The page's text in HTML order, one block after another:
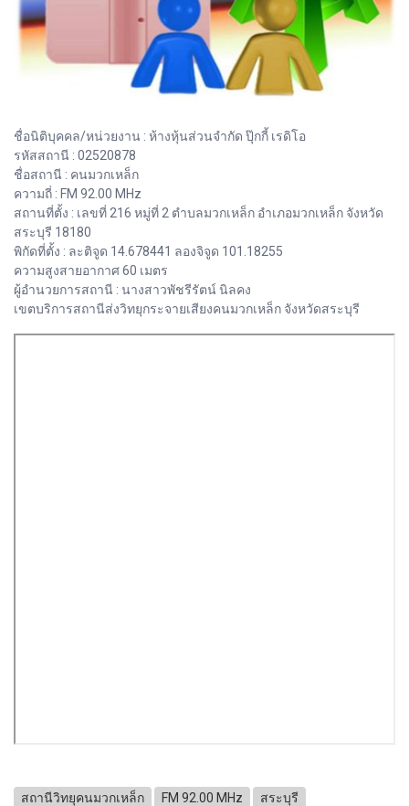
ชื่อนิติบุคคล/หน่วยงาน : ห้างหุ้นส่วนจำกัด ปุ๊กกี้ เรดิโอ
รหัสสถานี : 02520878
ชื่อสถานี : คนมวกเหล็ก
ความถี่ : FM 92.00 MHz
สถานที่ตั้ง : เลขที่ 216 หมู่ที่ 2 ตำบลมวกเหล็ก อำเภอมวกเหล็ก จังหวัด
สระบุรี 18180
พิกัดที่ตั้ง : ละติจูด 14.678441 ลองจิจูด 101.18255
ความสูงสายอากาศ 60 เมตร
ผู้อำนวยการสถานี : นางสาวพัชรีรัตน์ นิลคง
เขตบริการสถานีส่งวิทยุกระจายเสียงคนมวกเหล็ก จังหวัดสระบุรี
สถานีวิทยุคนมวกเหล็ก FM 92.00 MHz สระบุรี